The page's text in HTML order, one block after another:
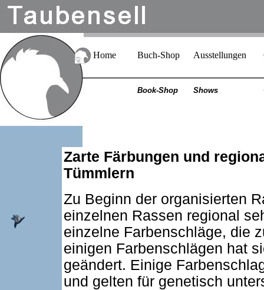
Home Buch-Shop Ausstellungen
Book-Shop Shows
Zarte Färbungen und
Tümmlern
Zu Beginn der organisierten
einzelnen Rassen regional
einzelne Farbenschläge, die
einigen Farbenschlägen hat
geändert. Einige
und gelten für genetisch